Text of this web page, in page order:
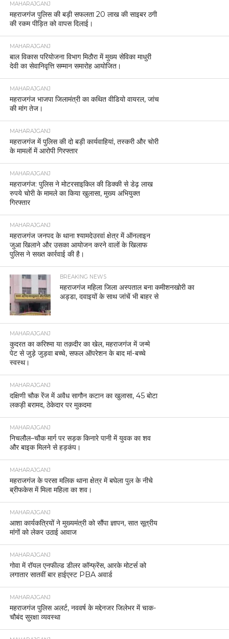
MAHARAJGANJ
महराजगंज पुलिस की बड़ी सफलता 20 लाख की साइबर ठगी
की रकम पीड़ित को वापस दिलाई।
MAHARAJGANJ
बाल विकास परियोजना विभाग मिठौरा में मुख्य सेविका माधुरी
देवी का सेवानिवृत्ति सम्मान समारोह आयोजित।
MAHARAJGANJ
महराजगंज भाजपा जिलामंत्री का कथित वीडियो वायरल, जांच
की मांग तेज।
MAHARAJGANJ
महराजगंज में पुलिस की दो बड़ी कार्यवाहियां, तस्करी और चोरी
के मामलों में आरोपी गिरफ्तार
MAHARAJGANJ
महराजगंज: पुलिस ने मोटरसाइकिल की डिक्की से डेढ़ लाख
रुपये चोरी के मामले का किया खुलासा, मुख्य अभियुक्त
गिरफ्तार
MAHARAJGANJ
महराजगंज जनपद के थाना श्यामदेउरवां क्षेत्र में ऑनलाइन
जुआ खिलाने और उसका आयोजन करने वालों के खिलाफ
पुलिस ने सख्त कार्रवाई की है।
BREAKING NEWS
महराजगंज महिला जिला अस्पताल बना कमीशनखोरी का
अड्डा, दवाइयों के साथ जांचें भी बाहर से
MAHARAJGANJ
कुदरत का करिश्मा या तक़दीर का खेल, महराजगंज में जन्मे
पेट से जुड़े जुड़वा बच्चे, सफल ऑपरेशन के बाद मां-बच्चे
स्वस्थ।
MAHARAJGANJ
दक्षिणी चौक रेंज में अवैध सागौन कटान का खुलासा, 45 बोटा
लकड़ी बरामद, ठेकेदार पर मुकदमा
MAHARAJGANJ
निचलौल–चौक मार्ग पर सड़क किनारे पानी में युवक का शव
और बाइक मिलने से हड़कंप।
MAHARAJGANJ
महराजगंज के परसा मलिक थाना क्षेत्र में बघेला पुल के नीचे
ब्रीफकेस में मिला महिला का शव।
MAHARAJGANJ
आशा कार्यकत्रियों ने मुख्यमंत्री को सौंपा ज्ञापन, सात सूत्रीय
मांगों को लेकर उठाई आवाज
MAHARAJGANJ
गोवा में रॉयल एनफील्ड डीलर कॉन्फ्रेंस, आरके मोटर्स को
लगातार सातवीं बार हाईएस्ट PBA अवार्ड
MAHARAJGANJ
महराजगंज पुलिस अलर्ट, नववर्ष के मद्देनजर जिलेभर में चाक-
चौबंद सुरक्षा व्यवस्था